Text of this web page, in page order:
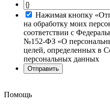
Нажимая кнопку
на обработку моих
соответствии с
№152-ФЗ «О
целей, определенных в
персональных данных
Помощь